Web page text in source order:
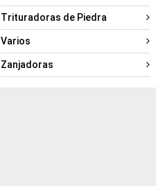
Trituradoras de Piedra
Varios
Zanjadoras